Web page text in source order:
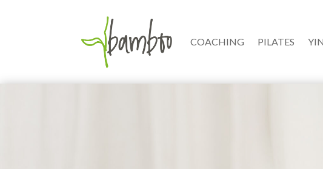
COACHING PILATES